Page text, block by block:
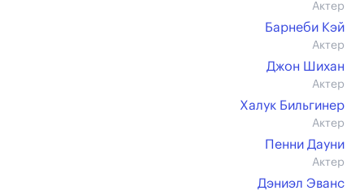
Актер
Барнеби Кэй
Актер
Джон Шихан
Актер
Халук Бильгинер
Актер
Пенни Дауни
Актер
Дэниэл Эванс